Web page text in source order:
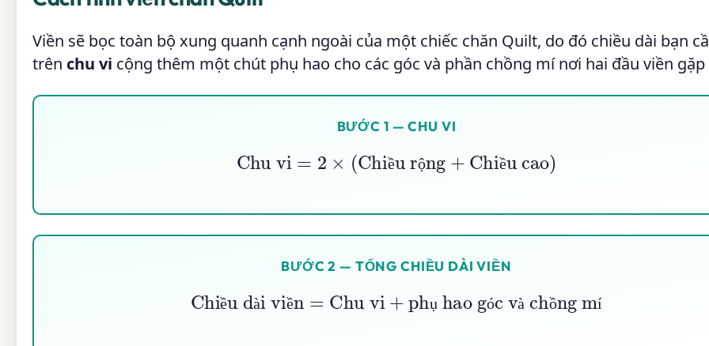
Viền sẽ bọc toàn bộ xung quanh cạnh ngoài của một chiếc chăn Quilt, do đó chiều dài bạn
trên chu vi cộng thêm một chút phụ hao cho các góc và phần chồng mí nơi hai đầu viền gặp
BƯỚC 1 — CHU VI
ề ộ ề
Chu vi= 2×(Chiều rộng+ Chiều cao)
BƯỚC 2 — TỔNG CHIỀU DÀI VIỀN
ề à ề ụ ó à ồ í
Chiều dài viền =Chu vi+ phụ hao góc và chồng mí